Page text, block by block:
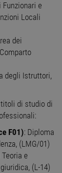
Funzionari e
Locali
dei
degli Istruttori,
di studio di
F01): Diploma
(LMG/01)
e
(L-14)